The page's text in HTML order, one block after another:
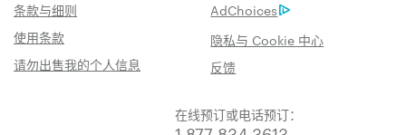
条款与细则
AdChoices
使用条款
隐私与 Cookie 中心
请勿出售我的个人信息
反馈
在线预订或电话预订：